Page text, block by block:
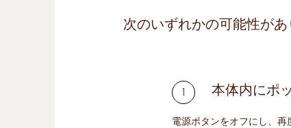
次のいずれかの可能性があ
本体内にポ
電源ボタンをオフにし、再